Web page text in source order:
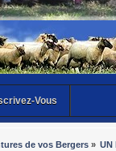
Vous
de vos Bergers» UN